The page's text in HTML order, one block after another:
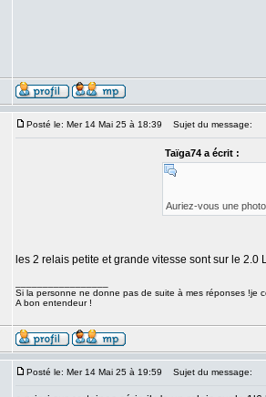
Posté le: Mer 14 Mai 25 à 18:39 Sujet du message:
Taïga74 a écrit :
Auriez-vous une
les 2 relais petite et grande vitesse sont sur le
Si la personne ne donne pas de suite à mes réponses !je
A bon entendeur !
Posté le: Mer 14 Mai 25 à 19:59 Sujet du message: